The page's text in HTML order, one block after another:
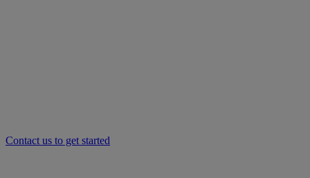
Contact us to get started